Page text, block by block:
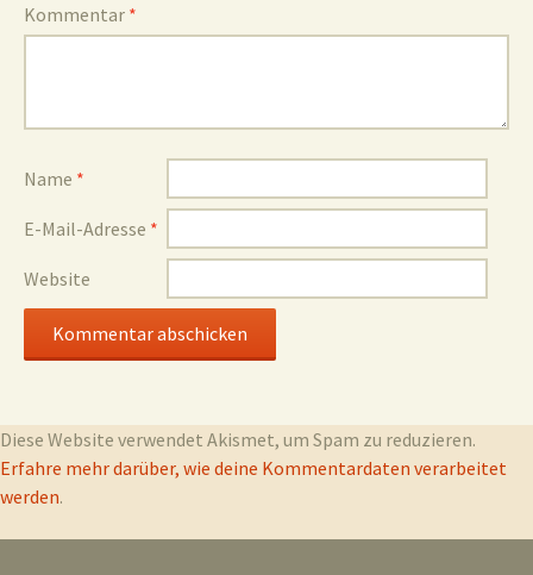
Kommentar *
Name *
E-Mail-Adresse *
Website
Diese Website verwendet Akismet, um Spam zu reduzieren.
Erfahre mehr darüber, wie deine Kommentardaten verarbeitet
werden.